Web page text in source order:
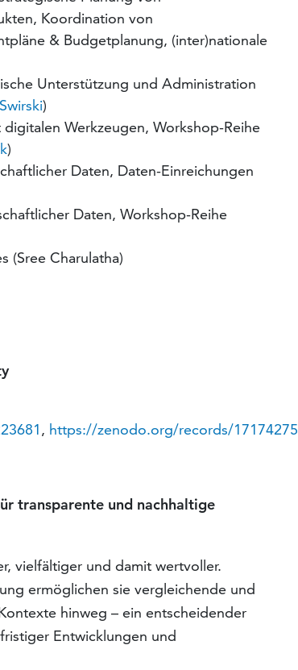
Koordination von
& Budgetplanung, (inter)nationale
Unterstützung und Administration
)
Werkzeugen, Workshop-Reihe
)
Daten, Daten-Einreichungen
Daten, Workshop-Reihe
(Sree Charulatha)
, https://zenodo.org/records/17174275
transparente und nachhaltige
vielfältiger und damit wertvoller.
ermöglichen sie vergleichende und
hinweg – ein entscheidender
Entwicklungen und